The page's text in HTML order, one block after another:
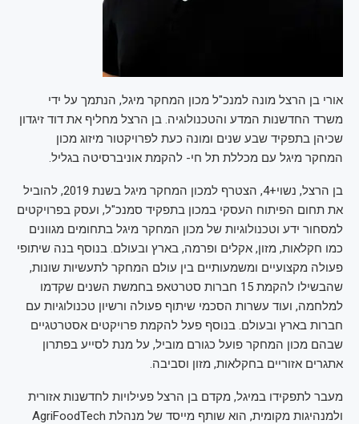
אורי בן הרצל מונה למנכ"ל מכון המחקר מיגל, הנתמך על ידי
משרד החדשנות המדע והטכנולוגיה. בן הרצל מחליף את דוד זיגדון
שכיהן בתפקיד שבע שנים ומונה כעת לפרויקטור מיזוג מכון
המחקר מיגל עם מכללת תל חי- להקמת אוניברסיטה בגליל.
בן הרצל, נשוי+4, הצטרף למכון המחקר מיגל בשנת 2019, להוביל
את תחום הפיתוח העסקי במכון בתפקיד סמנכ"ל, ועסק בפרויקטים
למסחור ידע וטכנולוגיות של מכון המחקר מיגל בתחומים מגוונים
כמו חקלאות, מזון, אקלים ופרמה, בארץ ובעולם. בנוסף בנה שיתופי
פעולה מקצועיים ומשמעותיים בין עולם המחקר לתעשיות שונות,
שהבשילו להקמת 15 חברות סטרטאפ בחמשת השנים שקדמו
למלחמה, ועוד עשרות הסכמי שיתוף פעולה ורשיון טכנולוגיות עם
חברות בארץ ובעולם. בנוסף פעל להקמת פרויקטים אסטרטגיים
שבהם מכון המחקר פועל כגורם מוביל, על מנת לסייע בפתרון
אתגרים אזוריים בחקלאות, מזון וסביבה.
מעבר לתפקידו במיגל, מקדם בן הרצל פעילויות לחדשנות אזורית
ולמנהיגות מקומית, הוא שותף מייסד של מנהלת AgriFoodTech